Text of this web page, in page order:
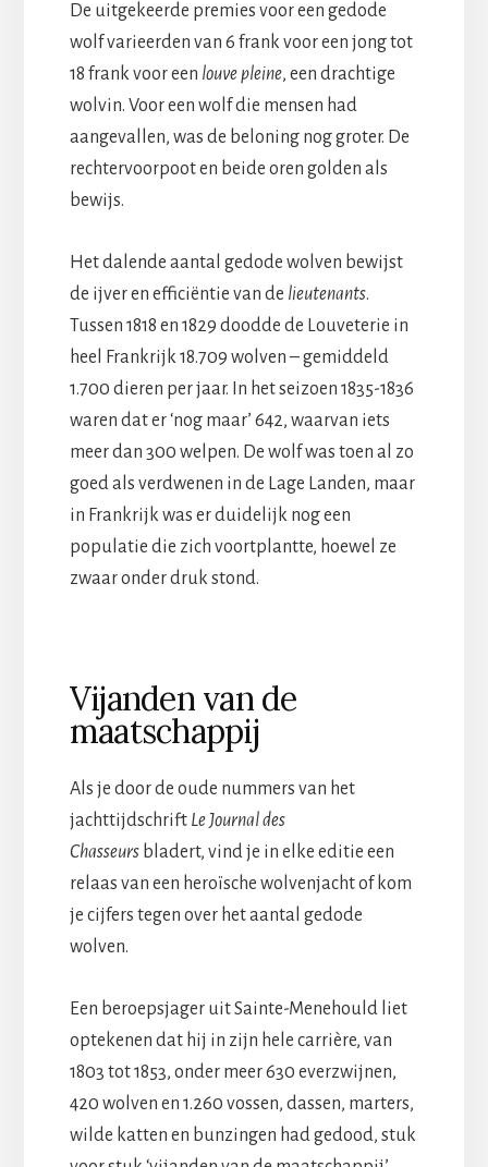
De uitgekeerde premies voor een gedode
wolf varieerden van 6 frank voor een jong tot
18 frank voor een louve pleine, een drachtige
wolvin. Voor een wolf die mensen had
aangevallen, was de beloning nog groter. De
rechtervoorpoot en beide oren golden als
bewijs.
Het dalende aantal gedode wolven bewijst
de ijver en efficiëntie van de lieutenants.
Tussen 1818 en 1829 doodde de Louveterie in
heel Frankrijk 18.709 wolven – gemiddeld
1.700 dieren per jaar. In het seizoen 1835-1836
waren dat er ‘nog maar’ 642, waarvan iets
meer dan 300 welpen. De wolf was toen al zo
goed als verdwenen in de Lage Landen, maar
in Frankrijk was er duidelijk nog een
populatie die zich voortplantte, hoewel ze
zwaar onder druk stond.
Vijanden van de
maatschappij
Als je door de oude nummers van het
jachttijdschrift Le Journal des
Chasseurs bladert, vind je in elke editie een
relaas van een heroïsche wolvenjacht of kom
je cijfers tegen over het aantal gedode
wolven.
Een beroepsjager uit Sainte-Menehould liet
optekenen dat hij in zijn hele carrière, van
1803 tot 1853, onder meer 630 everzwijnen,
420 wolven en 1.260 vossen, dassen, marters,
wilde katten en bunzingen had gedood, stuk